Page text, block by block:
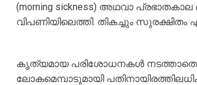
(morning sickness) അഥവാ
വിപണിയിലെത്തി. തികച്ചും സുരക്ഷിതം
​കൃത്യമായ പരിശോധനകൾ
ലോകമെമ്പാടുമായി